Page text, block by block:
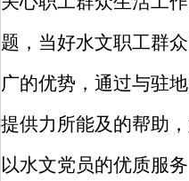
题，当好水文职工群
广的优势，通过与驻
提供力所能及的帮助
以水文党员的优质服